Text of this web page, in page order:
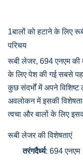
1बालों को हटाने के लिए
परिचय
रूबी लेजर, 694 एनएम की
के लिए पेश की गई सबसे
कुछ संदर्भों में अपने
अवलोकन में इसकी
त्वचा और बालों के लिए
रूबी लेजर की विशेषताएं
तरंगदैर्ध्य: 694 एनएम